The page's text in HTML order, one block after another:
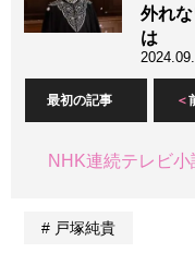
外れ
は
最初の記事
NHK連続テレビ
戸塚純貴